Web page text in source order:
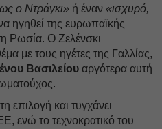
ο Ντράγκι» ή έναν «ισχυρό,
ηγηθεί της ευρωπαϊκής
Ρωσία. Ο Ζελένσκι
με τους ηγέτες της Γαλλίας,
Βασιλείου αργότερα αυτή
επιλογή και τυγχάνει
ενώ το τεχνοκρατικό του